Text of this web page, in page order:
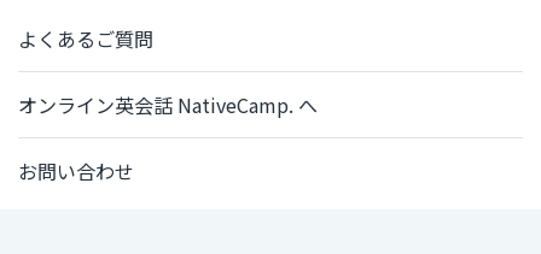
よくあるご質問
オンライン英会話 NativeCamp. へ
お問い合わせ